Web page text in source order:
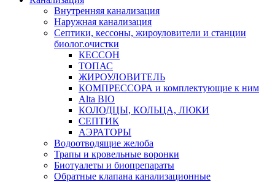
Внутренняя канализация
Наружная канализация
Септики, кессоны, жироуловители и станции
биолог.очистки
КЕССОН
ТОПАС
ЖИРОУЛОВИТЕЛЬ
КОМПРЕССОРА и комплектующие к ним
Alta BIO
КОЛОДЦЫ, КОЛЬЦА, ЛЮКИ
СЕПТИК
АЭРАТОРЫ
Водоотводящие желоба
Трапы и кровельные воронки
Биотуалеты и биопрепараты
Обратные клапана канализационные